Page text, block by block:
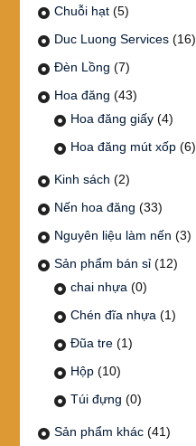
Chuỗi hạt (5)
Duc Luong Services (16)
Đèn Lồng (7)
Hoa đăng (43)
Hoa đăng giấy (4)
Hoa đăng mút xốp (6)
Kinh sách (2)
Nến hoa đăng (33)
Nguyên liệu làm nến (3)
Sản phẩm bán sỉ (12)
chai nhựa (0)
Chén đĩa nhựa (1)
Đũa tre (1)
Hộp (10)
Túi đựng (0)
Sản phẩm khác (41)